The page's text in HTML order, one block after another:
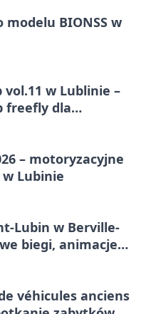
BIONSS w
w Lublinie –
freefly dla
– motoryzacyjne
Lubinie
Lubin w Berville-
biegi, animacje i
véhicules anciens